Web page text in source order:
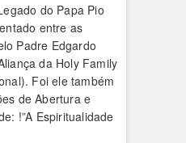
do Papa Pio
entre as
Padre Edgardo
da Holy Family
Foi ele também
de Abertura e
!”A Espiritualidade